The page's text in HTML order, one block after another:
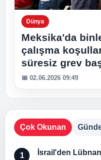
Dünya
Meksika'da
çalışma
süresiz grev
📅 02.06.2026 09:49
Çok Okunan
1 İsrail'den